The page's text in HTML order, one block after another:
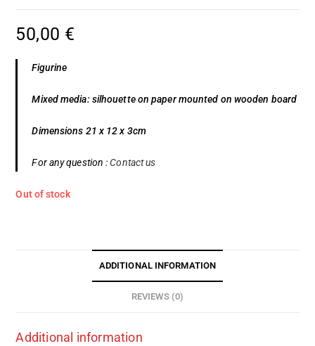
50,00 €
Figurine
Mixed media: silhouette on paper mounted on wooden board
Dimensions 21 x 12 x 3cm
For any question : Contact us
Out of stock
ADDITIONAL INFORMATION
REVIEWS (0)
Additional information